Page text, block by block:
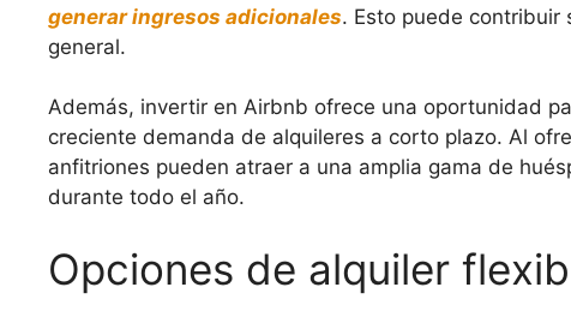
generar ingresos adicionales. Esto puede
general.
Además, invertir en Airbnb ofrece una oportunidad
creciente demanda de alquileres a corto plazo. Al
anfitriones pueden atraer a una amplia gama de
durante todo el año.
Opciones de alquiler